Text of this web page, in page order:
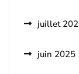
juillet
juin 2025